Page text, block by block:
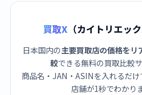
買取X （カイトリエッ
日本国内の主要買取店の価格をリ
較できる無料の買取比較サ
商品名・JAN・ASINを入れるだ
店舗が1秒でわかり